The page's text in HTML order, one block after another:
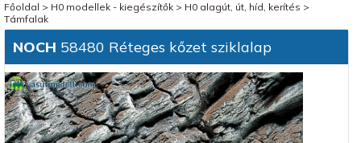
Főoldal > H0 modellek - kiegészítők> H0 alagút, út, híd, kerítés >
Támfalak
NOCH 58480 Réteges kőzet sziklalap